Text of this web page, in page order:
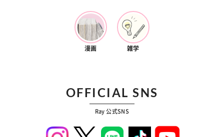
漫画 雑学
OFFICIAL SNS
Ray 公式SNS